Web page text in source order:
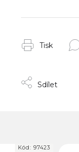
Tisk
Sdílet
Kód: 97423